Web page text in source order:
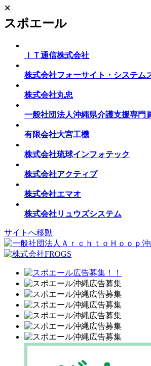
×
スポエール
ＩＴ通信株式会社
株式会社フォーサイト・システム
株式会社丸忠
一般社団法人沖縄県介護支援専門
有限会社大宮工機
株式会社琉球インフォテック
株式会社アクティブ
株式会社エマオ
株式会社リュウズシステム
サイトへ移動